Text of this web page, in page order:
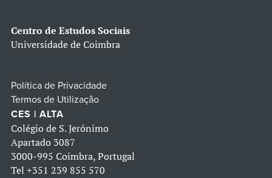
Centro de Estudos Sociais
Universidade de Coimbra
Política de Privacidade
Termos de Utilização
CES | ALTA
Colégio de S. Jerónimo
Apartado 3087
3000-995 Coimbra, Portugal
Tel +351 239 855 570